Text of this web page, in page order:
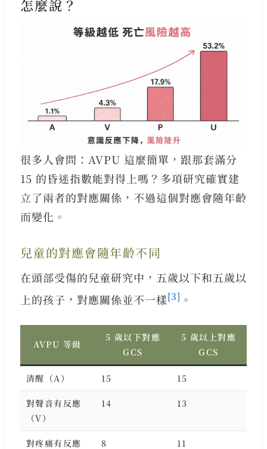
怎麼說？
很多人會問：AVPU 這麼簡單，跟那套滿分
15 的昏迷指數能對得上嗎？多項研究確實建
立了兩者的對應關係，不過這個對應會隨年齡
而變化。
兒童的對應會隨年齡不同
在頭部受傷的兒童研究中，五歲以下和五歲以
上的孩子，對應關係並不一樣[3] 。
AVPU 等級
5 歲以下對應
GCS
5 歲以上對應
GCS
清醒（A） 15 15
對聲音有反應
（V）
14 13
對疼痛有反應
8 11